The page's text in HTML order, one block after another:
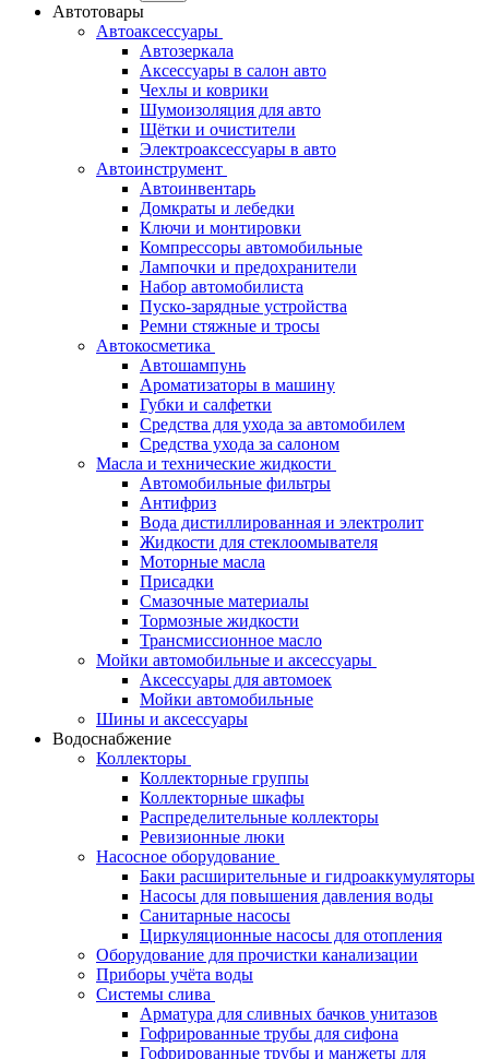
Автотовары
Автоаксессуары
Автозеркала
Аксессуары в салон авто
Чехлы и коврики
Шумоизоляция для авто
Щётки и очистители
Электроаксессуары в авто
Автоинструмент
Автоинвентарь
Домкраты и лебедки
Ключи и монтировки
Компрессоры автомобильные
Лампочки и предохранители
Набор автомобилиста
Пуско-зарядные устройства
Ремни стяжные и тросы
Автокосметика
Автошампунь
Ароматизаторы в машину
Губки и салфетки
Средства для ухода за автомобилем
Средства ухода за салоном
Масла и технические жидкости
Автомобильные фильтры
Антифриз
Вода дистиллированная и электролит
Жидкости для стеклоомывателя
Моторные масла
Присадки
Смазочные материалы
Тормозные жидкости
Трансмиссионное масло
Мойки автомобильные и аксессуары
Аксессуары для автомоек
Мойки автомобильные
Шины и аксессуары
Водоснабжение
Коллекторы
Коллекторные группы
Коллекторные шкафы
Распределительные коллекторы
Ревизионные люки
Насосное оборудование
Баки расширительные и гидроаккумуляторы
Насосы для повышения давления воды
Санитарные насосы
Циркуляционные насосы для отопления
Оборудование для прочистки канализации
Приборы учёта воды
Системы слива
Арматура для сливных бачков унитазов
Гофрированные трубы для сифона
Гофрированные трубы и манжеты для